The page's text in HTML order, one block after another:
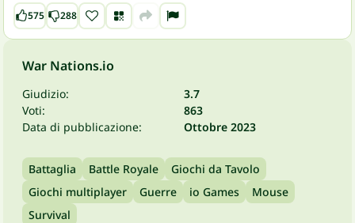
575 288
War Nations.io
Giudizio:
3.7
Voti:
863
Data di pubblicazione:
Ottobre 2023
Battaglia Battle Royale
Giochi da Tavolo
Giochi multiplayer
Guerre io Games
Mouse
Survival